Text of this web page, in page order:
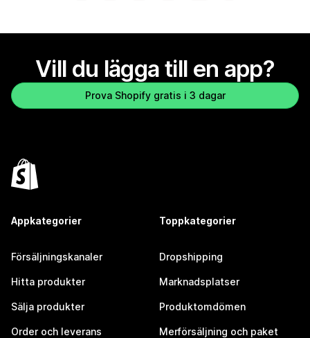
Vill du lägga till en app?
Prova Shopify gratis i 3 dagar
Appkategorier
Försäljningskanaler
Hitta produkter
Sälja produkter
Order och leverans
Toppkategorier
Dropshipping
Marknadsplatser
Produktomdömen
Merförsäljning och paket